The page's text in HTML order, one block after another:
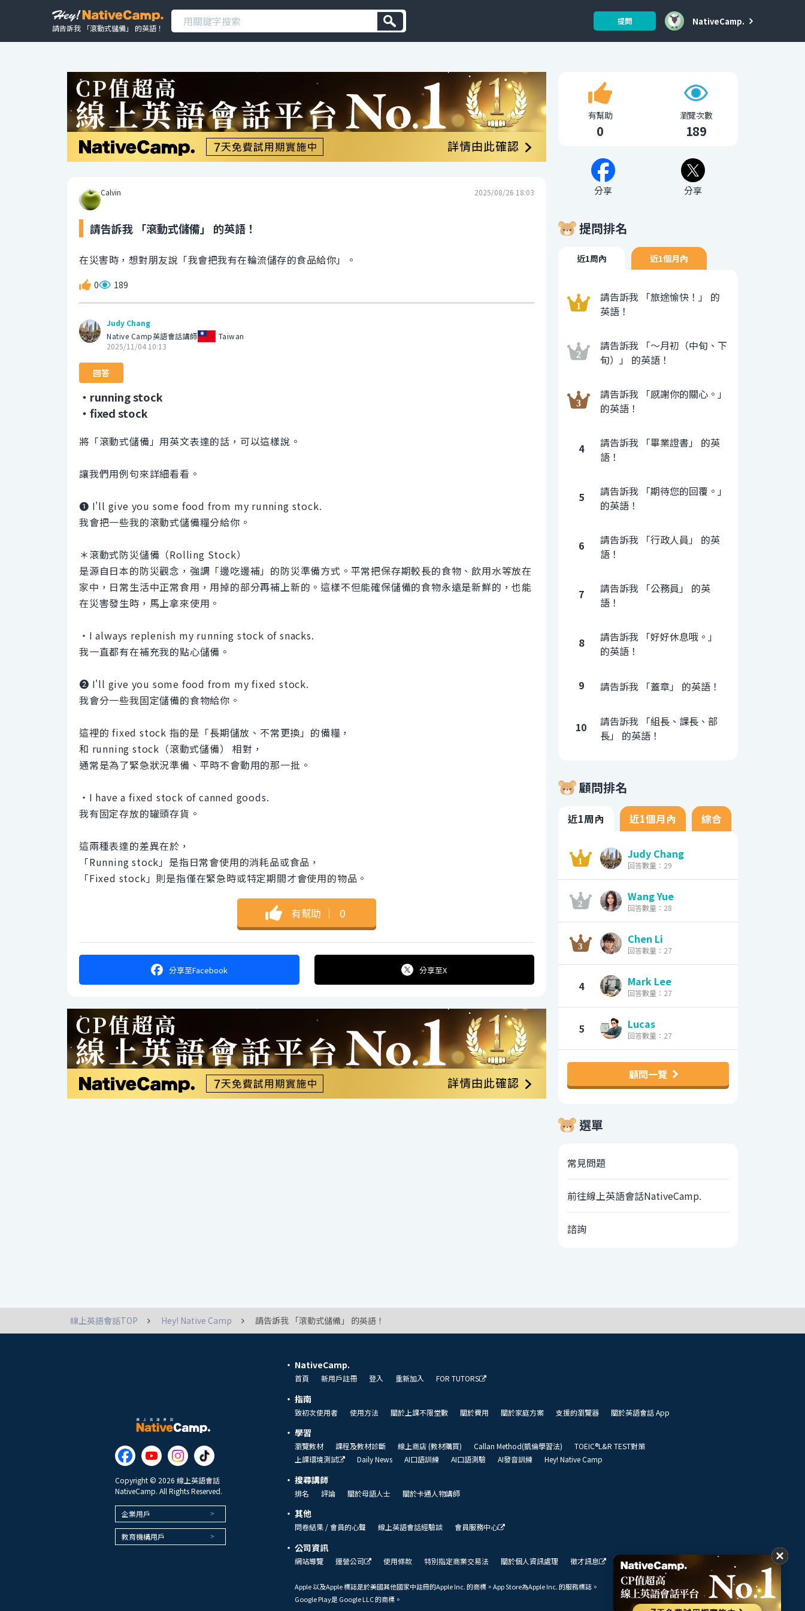
請告訴我 「滾動式儲備」 的英語！
提問 NativeCamp.
Calvin 2025/08/26 18:03
請告訴我 「滾動式儲備」 的英語！
在災害時，想對朋友說「我會把我有在輪流儲存的食品給你」。
0 189
Judy Chang
Native Camp英語會話講師
Taiwan
2025/11/04 10:13
回答
・running stock
・fixed stock
將「滾動式儲備」用英文表達的話，可以這樣說。
讓我們用例句來詳細看看。
❶ I'll give you some food from my running stock.
我會把一些我的滾動式儲備糧分給你。
＊滾動式防災儲備（Rolling Stock）
是源自日本的防災觀念，強調「邊吃邊補」的防災準備方式。平常把保存期較長的食物、飲用水等放在
家中，日常生活中正常食用，用掉的部分再補上新的。這樣不但能確保儲備的食物永遠是新鮮的，也能
在災害發生時，馬上拿來使用。
・I always replenish my running stock of snacks.
我一直都有在補充我的點心儲備。
❷ I'll give you some food from my fixed stock.
我會分一些我固定儲備的食物給你。
這裡的 fixed stock 指的是「長期儲放、不常更換」的備糧，
和 running stock（滾動式儲備） 相對，
通常是為了緊急狀況準備、平時不會動用的那一批。
・I have a fixed stock of canned goods.
我有固定存放的罐頭存貨。
這兩種表達的差異在於，
「Running stock」是指日常會使用的消耗品或食品，
「Fixed stock」則是指僅在緊急時或特定期間才會使用的物品。
有幫助 ｜ 0
分享至Facebook 分享至X
有幫助
0
瀏覽次數
189
分享 分享
提問排名
近1周內 近1個月內
請告訴我 「旅途愉快！」 的
英語！
請告訴我 「〜月初（中旬、下
旬）」 的英語！
請告訴我 「感謝你的關心。」
的英語！
4
請告訴我 「畢業證書」 的英
語！
5
請告訴我 「期待您的回覆。」
的英語！
6
請告訴我 「行政人員」 的英
語！
7
請告訴我 「公務員」 的英
語！
8
請告訴我 「好好休息哦。」
的英語！
9 請告訴我 「蓋章」 的英語！
10
請告訴我 「組長、課長、部
長」 的英語！
顧問排名
近1周內 近1個月內 綜合
Judy Chang
回答數量：29
Wang Yue
回答數量：28
Chen Li
回答數量：27
4 Mark Lee
回答數量：27
5 Lucas
回答數量：27
顧問一覽
選單
常見問題
前往線上英語會話NativeCamp.
諮詢
線上英語會話TOP Hey! Native Camp 請告訴我 「滾動式儲備」 的英語！
Copyright © 2026 線上英語會話
NativeCamp. All Rights Reserved.
企業用戶
教育機構用戶
NativeCamp.
首頁 新用戶註冊 登入 重新加入 FOR TUTORS
指南
致初次使用者 使用方法 關於上課不限堂數 關於費用 關於家庭方案 支援的瀏覽器 關於英語會話 App
學習
瀏覽教材 課程及教材診斷 線上商店 (教材購買) Callan Method(凱倫學習法)
TOEIC®L&R TEST對策
上課環境測試
Daily News AI口語訓練 AI口語測驗 AI發音訓練 Hey! Native Camp
搜尋講師
排名 評論 關於母語人士 關於卡通人物講師
其他
問卷結果 / 會員的心聲 線上英語會話經驗談 會員服務中心
公司資訊
網站導覽 運營公司 使用條款 特別指定商業交易法 關於個人資訊處理 徵才訊息 我們的展望
Apple 以及Apple 標誌是於美國其他國家中註冊的Apple Inc. 的商標。App Store為Apple Inc. 的服務標誌。
Google Play是 Google LLC 的商標。